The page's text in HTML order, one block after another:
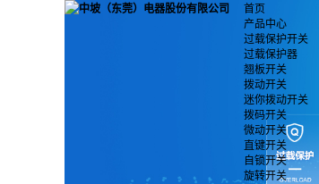
首页
产品中心
过载保护开关
过载保护器
翘板开关
拨动开关
迷你拨动开关
拨码开关
微动开关
直键开关
自锁开关
旋转开关